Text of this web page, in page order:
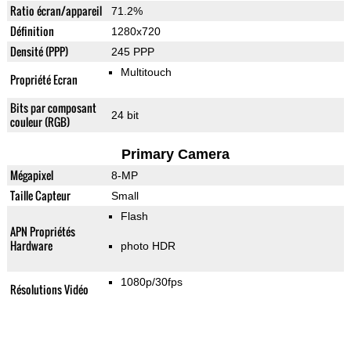
Ratio écran/appareil 71.2%
Définition 1280x720
Densité (PPP) 245 PPP
Propriété Ecran Multitouch
Bits par composant
couleur (RGB)
24 bit
Primary Camera
Mégapixel 8-MP
Taille Capteur Small
APN Propriétés
Hardware
Flash
photo HDR
Résolutions Vidéo 1080p/30fps